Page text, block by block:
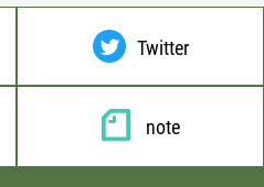
Twitter
note